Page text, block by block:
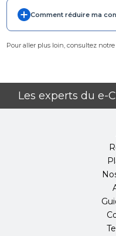
Comment réduire ma
Pour aller plus loin, consultez notre
Les experts du e-